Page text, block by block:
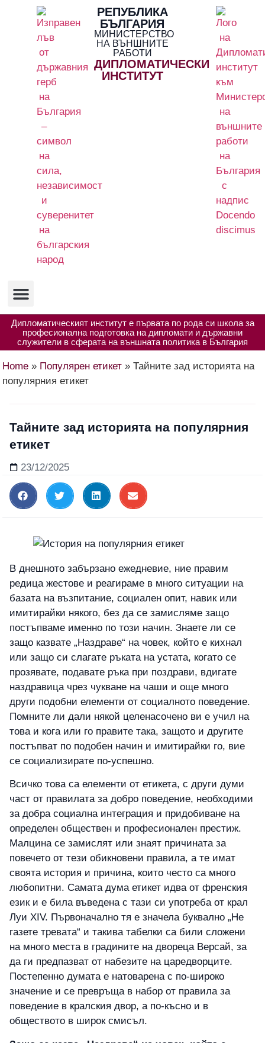
РЕПУБЛИКА
БЪЛГАРИЯ
МИНИСТЕРСТВО
НА ВЪНШНИТЕ
РАБОТИ
ДИПЛОМАТИЧЕСКИ
ИНСТИТУТ
Дипломатическият институт е първата по рода си школа за
професионална подготовка на дипломати и държавни
служители в сферата на външната политика в България
Home » Популярен етикет »Тайните зад историята на
популярния етикет
Тайните зад историята на популярния
етикет
23/12/2025
В днешното забързано ежедневие, ние правим
редица жестове и реагираме в много ситуации на
базата на възпитание, социален опит, навик или
имитирайки някого, без да се замисляме защо
постъпваме именно по този начин. Знаете ли се
защо казвате „Наздраве“ на човек, който е кихнал
или защо си слагате ръката на устата, когато се
прозявате, подавате ръка при поздрави, вдигате
наздравица чрез чукване на чаши и още много
други подобни елементи от социалното поведение.
Помните ли дали някой целенасочено ви е учил на
това и кога или го правите така, защото и другите
постъпват по подобен начин и имитирайки го, вие
се социализирате по-успешно.
Всичко това са елементи от етикета, с други думи
част от правилата за добро поведение, необходими
за добра социална интеграция и придобиване на
определен обществен и професионален престиж.
Малцина се замислят или знаят причината за
повечето от тези обикновени правила, а те имат
своята история и причина, които често са много
любопитни. Самата дума етикет идва от френския
език и е била въведена с тази си употреба от крал
Луи XIV. Първоначално тя е значела буквално „Не
газете тревата“ и такива табелки са били сложени
на много места в градините на двореца Версай, за
да ги предпазват от набезите на царедворците.
Постепенно думата е натоварена с по-широко
значение и се превръща в набор от правила за
поведение в кралския двор, а по-късно и в
обществото в широк смисъл.